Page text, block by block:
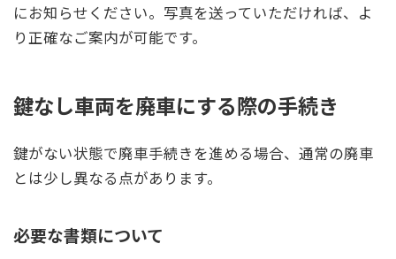
にお知らせください。写真を送っていただければ、よ
り正確なご案内が可能です。
鍵なし車両を廃車にする際の手続き
鍵がない状態で廃車手続きを進める場合、通常の廃車
とは少し異なる点があります。
必要な書類について